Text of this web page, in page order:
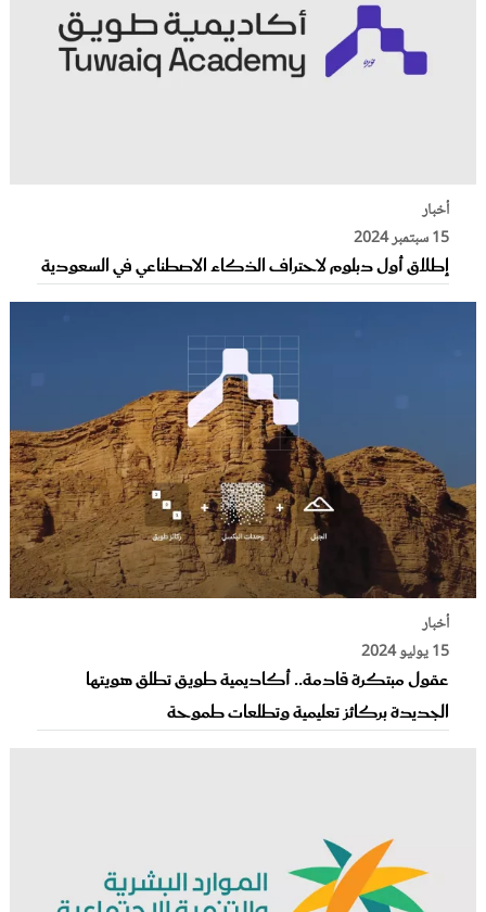
أخبار
15 سبتمبر 2024
إطلاق أول دبلوم لاحتراف الذكاء الاصطناعي في السعودية
أخبار
15 يوليو 2024
عقول مبتكرة قادمة.. أكاديمية طويق تطلق هويتها
الجديدة بركائز تعليمية وتطلعات طموحة